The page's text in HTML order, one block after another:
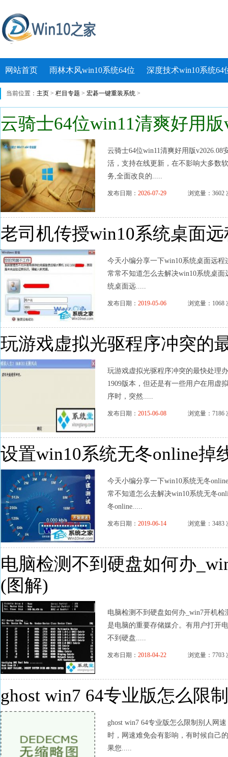
网站首页 雨林木风win10系统64位 深度技术win10系统64
当前位置： 主页 > 栏目专题 > 宏碁一键重装系统 >
云骑士64位win11清爽好用版
云骑士64位win11清爽好用版
活，支持在线更新，在不影响大多数
务,全面改良的.....
发布日期： 2026-07-29 浏览量：3602
老司机传授win10系统桌面
今天小编分享一下win10系统桌面远
常常不知道怎么去解决win10系统桌
统桌面远.....
发布日期： 2019-05-06 浏览量：1068
玩游戏虚拟光驱程序冲突的
玩游戏虚拟光驱程序冲突的最快处理
1909版本，但还是有一些用户在用虚
序时，突然.....
发布日期： 2015-06-08 浏览量：7186
设置win10系统无冬online掉
今天小编分享一下win10系统无冬
常不知道怎么去解决win10系统无冬
冬online.....
发布日期： 2019-06-14 浏览量：3483
电脑检测不到硬盘如何办
(图解)
电脑检测不到硬盘如何办_win7开机
是电脑的重要存储媒介。有用户打开
不到硬盘.....
发布日期： 2018-04-22 浏览量：7703
ghost win7 64专业版怎么限
ghost win7 64专业版怎么限制别人网
时，网速难免会有影响，有时候自己
果您.....